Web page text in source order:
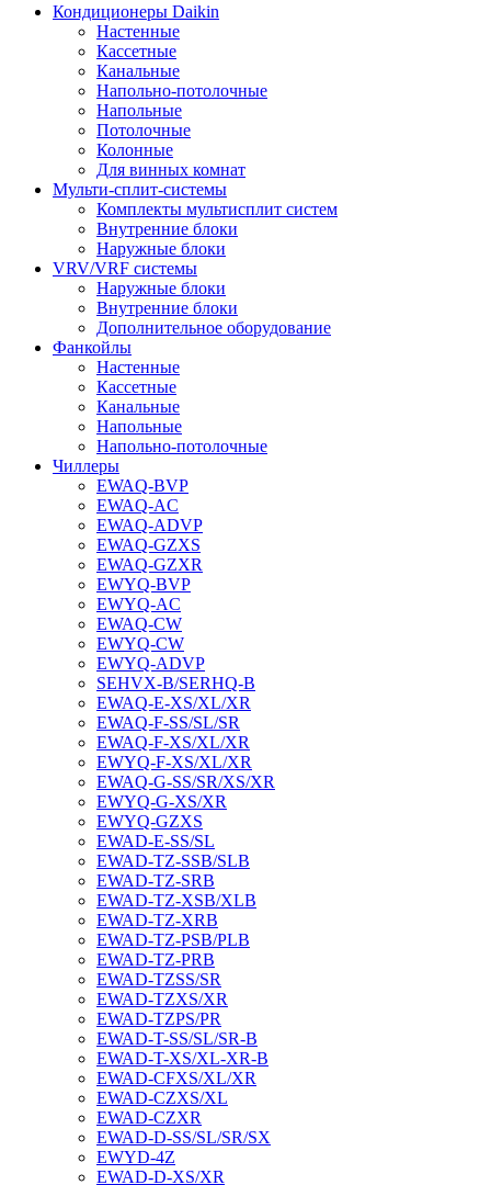
Кондиционеры Daikin
Настенные
Кассетные
Канальные
Напольно-потолочные
Напольные
Потолочные
Колонные
Для винных комнат
Мульти-сплит-системы
Комплекты мультисплит систем
Внутренние блоки
Наружные блоки
VRV/VRF системы
Наружные блоки
Внутренние блоки
Дополнительное оборудование
Фанкойлы
Настенные
Кассетные
Канальные
Напольные
Напольно-потолочные
Чиллеры
EWAQ-BVP
EWAQ-AC
EWAQ-ADVP
EWAQ-GZXS
EWAQ-GZXR
EWYQ-BVP
EWYQ-AC
EWAQ-CW
EWYQ-CW
EWYQ-ADVP
SEHVX-B/SERHQ-B
EWAQ-E-XS/XL/XR
EWAQ-F-SS/SL/SR
EWAQ-F-XS/XL/XR
EWYQ-F-XS/XL/XR
EWAQ-G-SS/SR/XS/XR
EWYQ-G-XS/XR
EWYQ-GZXS
EWAD-E-SS/SL
EWAD-TZ-SSB/SLB
EWAD-TZ-SRB
EWAD-TZ-XSB/XLB
EWAD-TZ-XRB
EWAD-TZ-PSB/PLB
EWAD-TZ-PRB
EWAD-TZSS/SR
EWAD-TZXS/XR
EWAD-TZPS/PR
EWAD-T-SS/SL/SR-B
EWAD-T-XS/XL-XR-B
EWAD-CFXS/XL/XR
EWAD-CZXS/XL
EWAD-CZXR
EWAD-D-SS/SL/SR/SX
EWYD-4Z
EWAD-D-XS/XR